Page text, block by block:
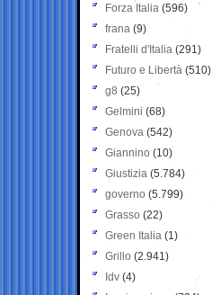
Forza Italia (596)
frana (9)
Fratelli d'Italia (291)
Futuro e Libertà (510)
g8 (25)
Gelmini (68)
Genova (542)
Giannino (10)
Giustizia (5.784)
governo (5.799)
Grasso (22)
Green Italia (1)
Grillo (2.941)
Idv (4)